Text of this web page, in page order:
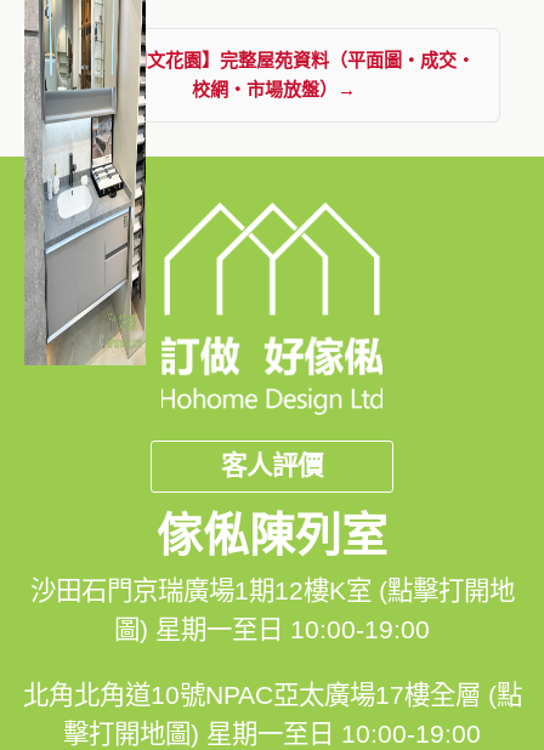
查看【朗文花園】完整屋苑資料（平面圖・成交・
校網・市場放盤）→
客人評價
傢俬陳列室
沙田石門京瑞廣場1期12樓K室 (點擊打開地
圖) 星期一至日 10:00-19:00
北角北角道10號NPAC亞太廣場17樓全層 (點
擊打開地圖) 星期一至日 10:00-19:00